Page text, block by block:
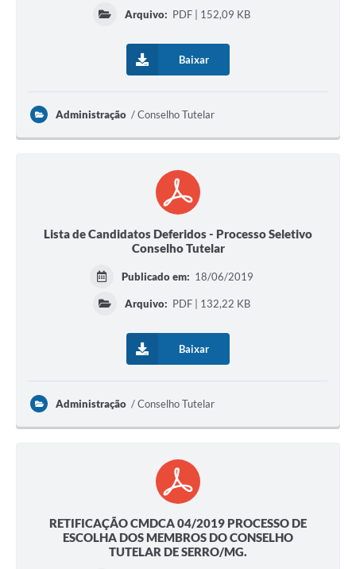
Horário - Linhas Municipais de Coletivos
Emissão de Contracheque
Chamamento Público
Galeria de Fotos
Contratos, Convênios e Publicações MROSC
Arquivo: PDF | 152,09 KB
Baixar
Administração Conselho Tutelar
Lista de Candidatos Deferidos - Processo Seletivo
Conselho Tutelar
Publicado em: 18/06/2019
Arquivo: PDF | 132,22 KB
Baixar
Administração Conselho Tutelar
RETIFICAÇÃO CMDCA 04/2019 PROCESSO DE
ESCOLHA DOS MEMBROS DO CONSELHO
TUTELAR DE SERRO/MG.